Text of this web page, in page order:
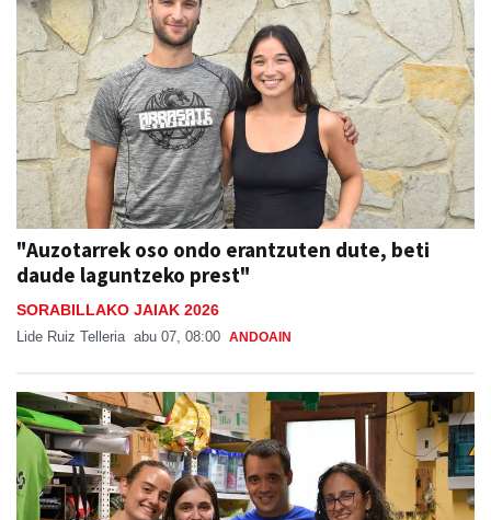
"Auzotarrek oso ondo erantzuten dute, beti
daude laguntzeko prest"
SORABILLAKO JAIAK 2026
Lide Ruiz Telleria abu 07, 08:00 ANDOAIN